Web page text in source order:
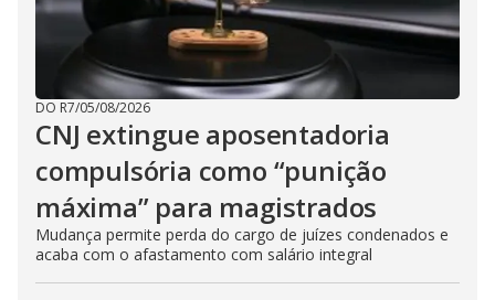
DO R7/05/08/2026
CNJ extingue aposentadoria
compulsória como “punição
máxima” para magistrados
Mudança permite perda do cargo de juízes condenados e
acaba com o afastamento com salário integral